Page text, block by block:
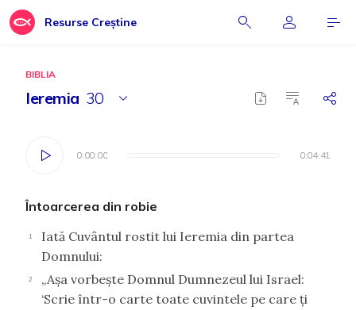
Resurse Creștine
BIBLIA
Ieremia 30
0:00:00 0:04:41
0:00:00 0:04:41
Întoarcerea din robie
1
Iată Cuvântul rostit lui Ieremia din partea
Domnului:
2
„Aşa vorbeşte Domnul Dumnezeul lui Israel:
‘Scrie într-o carte toate cuvintele pe care ţi